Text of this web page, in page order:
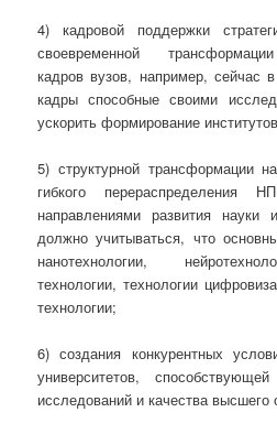
4) кадровой поддержки
своевременной
кадров вузов, например, сейчас
кадры способные своими
ускорить формирование
5) структурной трансформации
гибкого перераспределения
направлениями развития
должно учитываться, что
нанотехнологии,
технологии, технологии
технологии;
6) создания конкурентных
университетов,
исследований и качества высшего